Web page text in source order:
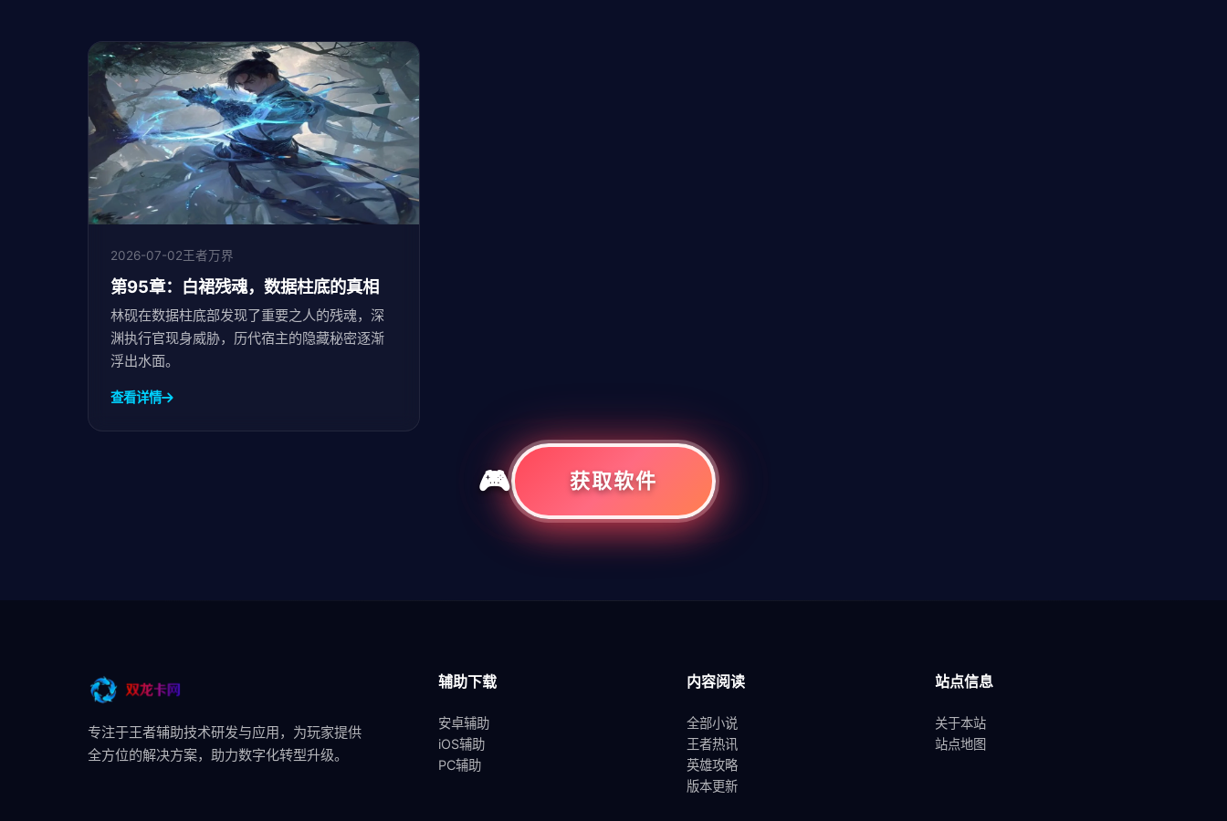
2026-07-02王者万界
第95章：白裙残魂，数据柱底的真相
林砚在数据柱底部发现了重要之人的残魂，深
渊执行官现身威胁，历代宿主的隐藏秘密逐渐
浮出水面。
查看详情
共1页1条
专注于王者辅助技术研发与应用，为玩家提供
全方位的解决方案，助力数字化转型升级。
辅助下载
安卓辅助
iOS辅助
PC辅助
内容阅读
全部小说
王者热讯
英雄攻略
版本更新
站点信息
关于本站
站点地图
获取软件